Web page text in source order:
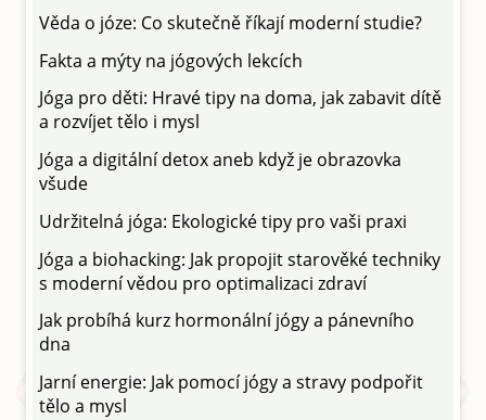
Věda o józe: Co skutečně říkají moderní studie?
Fakta a mýty na jógových lekcích
Jóga pro děti: Hravé tipy na doma, jak zabavit dítě
a rozvíjet tělo i mysl
Jóga a digitální detox aneb když je obrazovka
všude
Udržitelná jóga: Ekologické tipy pro vaši praxi
Jóga a biohacking: Jak propojit starověké techniky
s moderní vědou pro optimalizaci zdraví
Jak probíhá kurz hormonální jógy a pánevního
dna
Jarní energie: Jak pomocí jógy a stravy podpořit
tělo a mysl